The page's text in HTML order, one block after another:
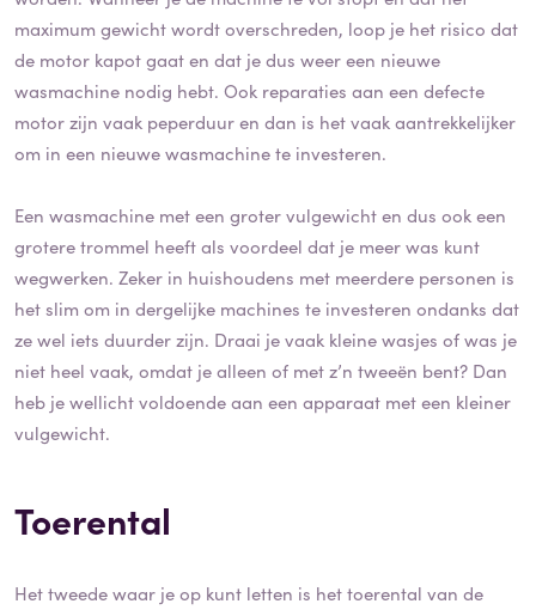
maximum gewicht wordt overschreden, loop je het risico dat
de motor kapot gaat en dat je dus weer een nieuwe
wasmachine nodig hebt. Ook reparaties aan een defecte
motor zijn vaak peperduur en dan is het vaak aantrekkelijker
om in een nieuwe wasmachine te investeren.
Een wasmachine met een groter vulgewicht en dus ook een
grotere trommel heeft als voordeel dat je meer was kunt
wegwerken. Zeker in huishoudens met meerdere personen is
het slim om in dergelijke machines te investeren ondanks dat
ze wel iets duurder zijn. Draai je vaak kleine wasjes of was je
niet heel vaak, omdat je alleen of met z’n tweeën bent? Dan
heb je wellicht voldoende aan een apparaat met een kleiner
vulgewicht.
Toerental
Het tweede waar je op kunt letten is het toerental van de